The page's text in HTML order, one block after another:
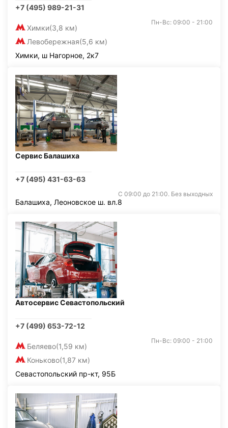
+7 (495) 989-21-31
Химки(3,8 км)
Левобережная(5,6 км)
Пн-Вс: 09:00 - 21:00
Химки, ш Нагорное, 2к7
Сервис Балашиха
+7 (495) 431-63-63
С 09:00 до 21:00. Без выходных
Балашиха, Леоновское ш. вл.8
Автосервис Севастопольский
+7 (499) 653-72-12
Беляево(1,59 км)
Коньково(1,87 км)
Пн-Вс: 09:00 - 21:00
Севастопольский пр-кт, 95Б